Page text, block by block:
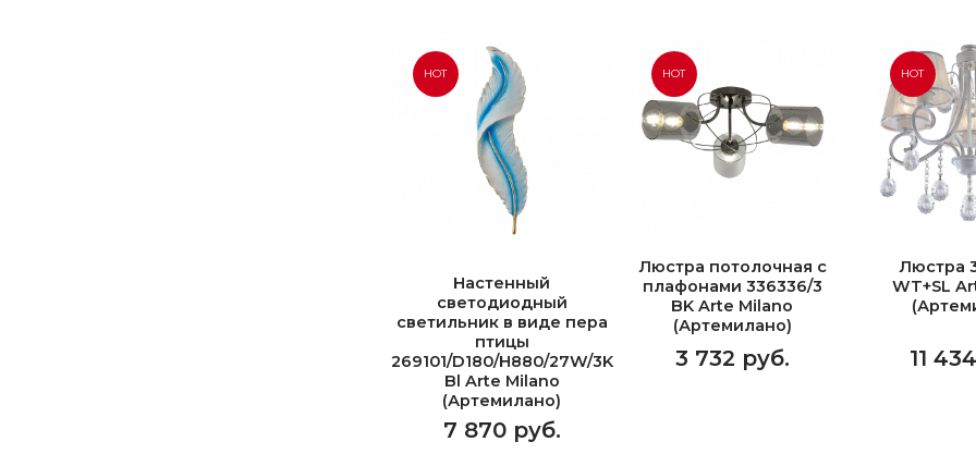
HOT
Настенный
светодиодный
светильник в виде пера
птицы
269101/D180/H880/27W/3K
Bl Arte Milano
(Артемилано)
7 870 руб.
HOT
Люстра потолочная с
плафонами 336336/3
BK Arte Milano
(Артемилано)
3 732 руб.
HOT
Люстра
WT+SL
11